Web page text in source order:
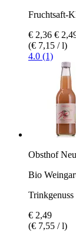
Fruchtsaft-
€ 2,36 €
(€ 7,15 / l)
4.0 (1)
Obsthof
Bio
€ 2,49
(€ 7,55 / l)